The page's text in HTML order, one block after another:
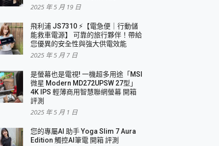
2025 年 5 月 19 日
飛利浦 JS7310 ⚡【電急便｜行動儲
能救車電源】 可靠的旅行夥伴！帶給
您優異的安全性與強大供電效能
2025 年 5 月 7 日
是螢幕也是電視! 一機超多用途「MSI
微星 Modern MD272UPSW 27型」
4K IPS 輕薄商用智慧聯網螢幕 開箱
評測
2025 年 5 月 1 日
您的專屬AI 助手 Yoga Slim 7 Aura
Edition 觸控AI筆電 開箱 評測